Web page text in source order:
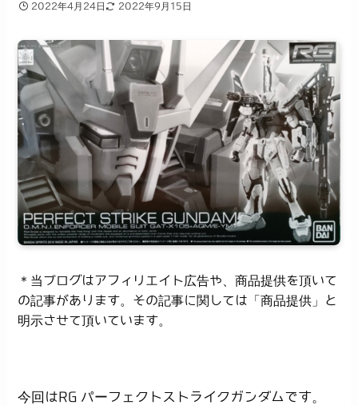
2022年4月24日 2022年9月15日
＊当ブログはアフィリエイト広告や、商品提供を頂いて
の記事があります。その記事に関しては「商品提供」と
明示させて頂いています。
今回はRG パーフェクトストライクガンダムです。